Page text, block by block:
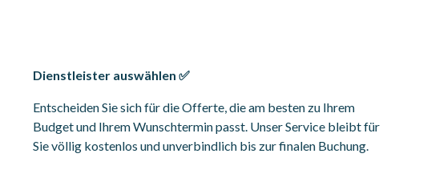
Dienstleister auswählen ✅
Entscheiden Sie sich für die Offerte, die am besten zu Ihrem
Budget und Ihrem Wunschtermin passt. Unser Service bleibt für
Sie völlig kostenlos und unverbindlich bis zur finalen Buchung.